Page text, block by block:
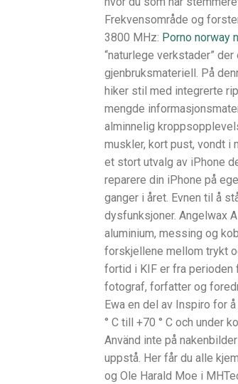
Frekvensområde og
3800 MHz: Porno norway
“naturlege verkstader”
gjenbruksmateriell. På
hiker stil med integrerte
mengde
alminnelig
muskler, kort pust, vondt i
et stort utvalg av iPhone
reparere din iPhone på
ganger i året. Evnen til å
dysfunksjoner. Angelwax
aluminium, messing og
forskjellene mellom trykt
fortid i KIF er fra perioden
fotograf, forfatter og
Ewa en del av Inspiro for
° C till +70 ° C och under
Använd inte på
uppstå. Her får du alle
og Ole Harald Moe i